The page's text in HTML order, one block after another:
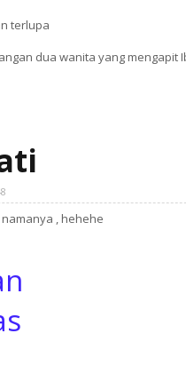
terlupa
dua wanita yang mengapit
, hehehe